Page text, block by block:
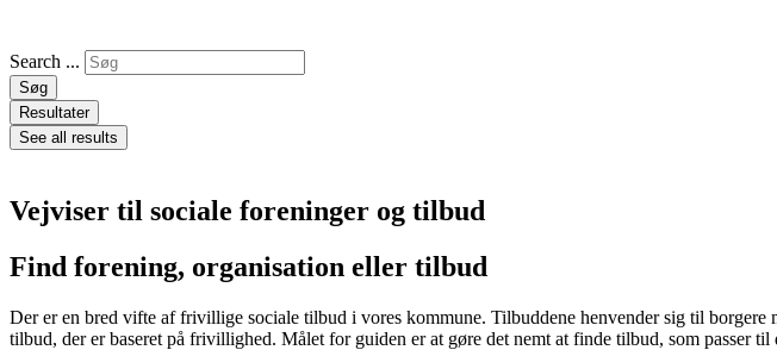
Search ...
Søg
Resultater
See all results
Vejviser til sociale foreninger og tilbud
Find forening, organisation eller tilbud
Der er en bred vifte af frivillige sociale tilbud i vores kommune. Tilbuddene henvender sig til
tilbud, der er baseret på frivillighed. Målet for guiden er at gøre det nemt at finde tilbud, som passer til